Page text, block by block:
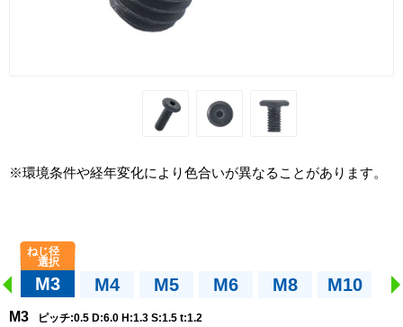
※環境条件や経年変化により色合いが異なることがあります。
M3 M4 M5 M6 M8 M10
M3 ピッチ:0.5 D:6.0 H:1.3 S:1.5 t:1.2